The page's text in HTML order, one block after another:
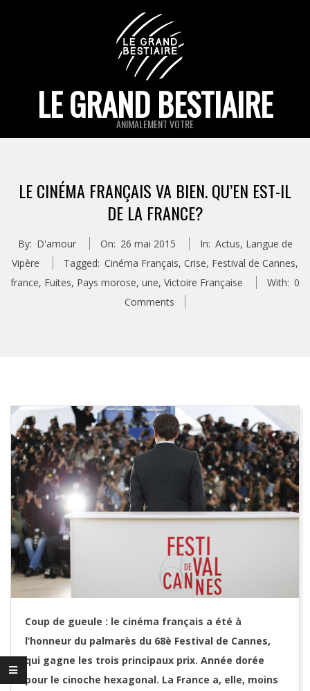
LE GRAND BESTIAIRE
ANIMALEMENT VOTRE
Menu
LE CINÉMA FRANÇAIS VA BIEN. QU’EN EST-IL
DE LA FRANCE?
By: D'amour On: 26 mai 2015 In: Actus, Langue de
Vipère
Tagged: Cinéma Français, Crise, Festival de Cannes,
france, Fuites, Pays morose, une, Victoire Française With: 0
Comments
Coup de gueule : le cinéma français a été à
l’honneur du palmarès du 68è Festival de Cannes,
qui gagne les trois principaux prix. Année dorée
pour le cinoche hexagonal. La France a, elle, moins